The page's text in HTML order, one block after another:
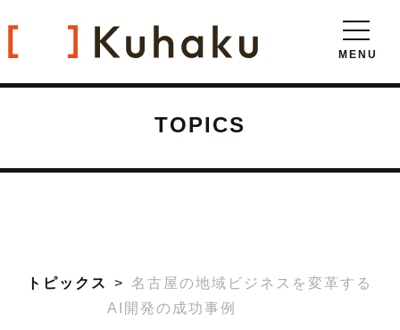
TOPICS
トピックス
名古屋の地域ビジネスを変革する
AI開発の成功事例